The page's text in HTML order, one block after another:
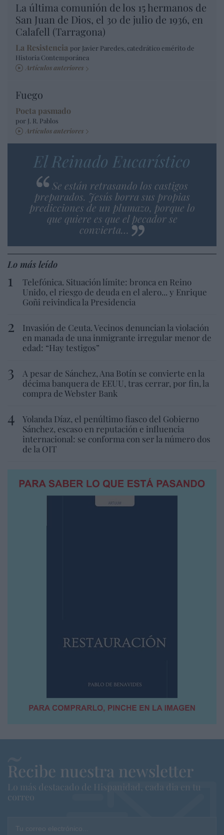
La última comunión de los 15 hermanos de
San Juan de Dios, el 30 de julio de 1936, en
Calafell (Tarragona)
La Resistencia por Javier Paredes, catedrático emérito de
Historia Contemporánea
Artículos anteriores
Fuego
Poeta pasmado
por J. R. Pablos
Artículos anteriores
El Reinado Eucarístico
Se están retrasando los castigos
preparados. Jesús borra sus propias
predicciones de un plumazo, porque lo
que quiere es que el pecador se
convierta…
Lo más leído
Telefónica. Situación límite: bronca en Reino
Unido, el riesgo de deuda en el alero... y Enrique
Goñi reivindica la Presidencia
Invasión de Ceuta. Vecinos denuncian la violación
en manada de una inmigrante irregular menor de
edad: “Hay testigos”
A pesar de Sánchez, Ana Botín se convierte en la
décima banquera de EEUU, tras cerrar, por fin, la
compra de Webster Bank
Yolanda Díaz, el penúltimo fiasco del Gobierno
Sánchez, escaso en reputación e influencia
internacional: se conforma con ser la número dos
de la OIT
Recibe nuestra newsletter
Lo más destacado de Hispanidad, cada dia en tu
correo
Tu correo electrónico...